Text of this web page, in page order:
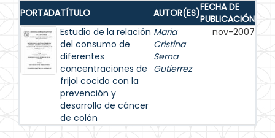
PORTADATÍTULO AUTOR(ES)FECHA DE
PUBLICACIÓN
Estudio de la relación
del consumo de
diferentes
concentraciones de
frijol cocido con la
prevención y
desarrollo de cáncer
de colón
Maria
Cristina
Serna
Gutierrez
nov-2007